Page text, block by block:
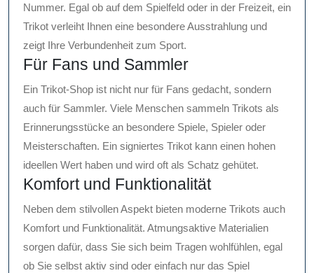
Nummer. Egal ob auf dem Spielfeld oder in der Freizeit, ein
Trikot verleiht Ihnen eine besondere Ausstrahlung und
zeigt Ihre Verbundenheit zum Sport.
Für Fans und Sammler
Ein Trikot-Shop ist nicht nur für Fans gedacht, sondern
auch für Sammler. Viele Menschen sammeln Trikots als
Erinnerungsstücke an besondere Spiele, Spieler oder
Meisterschaften. Ein signiertes Trikot kann einen hohen
ideellen Wert haben und wird oft als Schatz gehütet.
Komfort und Funktionalität
Neben dem stilvollen Aspekt bieten moderne Trikots auch
Komfort und Funktionalität. Atmungsaktive Materialien
sorgen dafür, dass Sie sich beim Tragen wohlfühlen, egal
ob Sie selbst aktiv sind oder einfach nur das Spiel